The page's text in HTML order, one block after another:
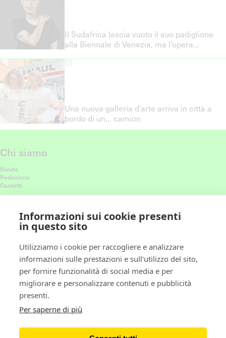
Il Sudafrica lascia vuoto il suo padiglione
alla Biennale di Venezia, ma l’opera
Una nuova galleria d’arte arriva in città a
bordo di un… camion
Chi siamo
Rivista
Redazione
Contatti
Connettiti con noi
Ricevi le nostre ultime storie nel feed
Policy
Privacy policy
Cookie policy
Gestione preferenze cookie
Newsletter
Informazioni sui cookie presenti
in questo sito
Utilizziamo i cookie per raccogliere e analizzare
informazioni sulle prestazioni e sull'utilizzo del sito,
per fornire funzionalità di social media e per
migliorare e personalizzare contenuti e pubblicità
presenti.
Per saperne di più